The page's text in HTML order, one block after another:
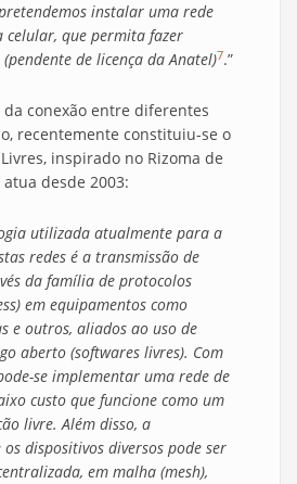
instalar uma rede
celular, que permita fazer
de licença da Anatel)7.”
conexão entre diferentes
recentemente constituiu-se o
inspirado no Rizoma de
desde 2003:
utilizada atualmente para a
redes é a transmissão de
da família de protocolos
em equipamentos como
e outros, aliados ao uso de
aberto (softwares livres). Com
se implementar uma rede de
custo que funcione como um
livre. Além disso, a
dispositivos diversos pode ser
em malha (mesh),